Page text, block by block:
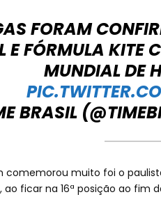
FORAM
E FÓRMULA KITE
MUNDIAL DE
BRASIL
muito foi o
ao ficar na 16ª posição ao fim